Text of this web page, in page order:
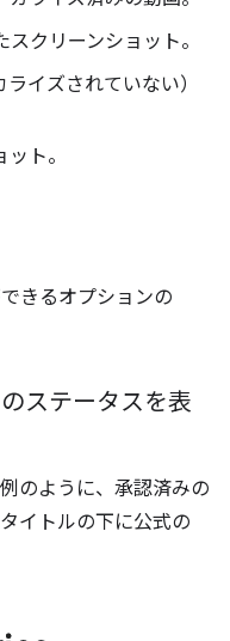
クリーンショット。
イズされていない）
ト。
きるオプションの
ステータスを表
のように、承認済みの
イトルの下に公式の